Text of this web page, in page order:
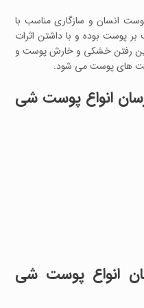
انسان و سازگاری مناسب با
پوست بوده و با داشتن اثرات
رفتن خشکی و خارش پوست و
های پوست می شود.
انواع پوست شی
انواع پوست شی